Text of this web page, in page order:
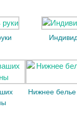
Нижнее